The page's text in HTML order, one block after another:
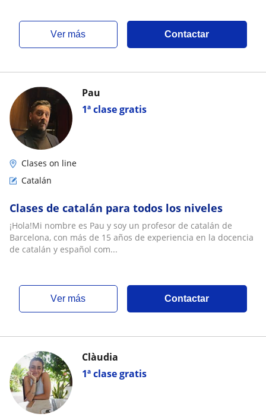
ver más Contactar
1ª clase gratis
Pau
Clases on line
Catalán
Clases de catalán para todos los niveles
¡Hola!Mi nombre es Pau y soy un profesor de catalán de
Barcelona, con más de 15 años de experiencia en la docencia
de catalán y español com...
ver más Contactar
1ª clase gratis
Clàudia